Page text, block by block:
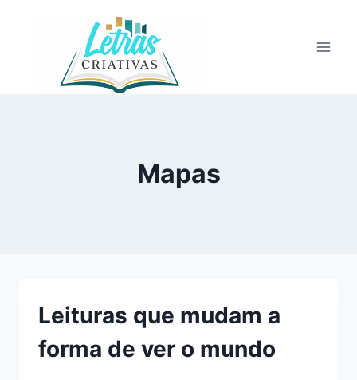
Mapas
Leituras que mudam a
forma de ver o mundo